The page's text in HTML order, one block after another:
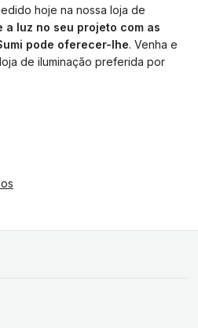
hoje na nossa loja de
a luz no seu projeto com as
pode oferecer-lhe. Venha e
de iluminação preferida por